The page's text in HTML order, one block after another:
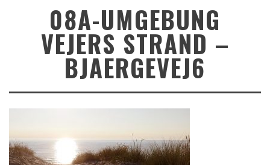
08A-UMGEBUNG
VEJERS STRAND –
BJAERGEVEJ6